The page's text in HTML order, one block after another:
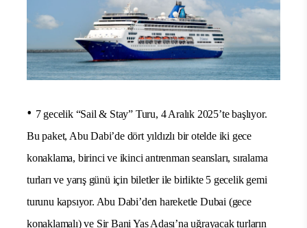
• 7 gecelik “Sail & Stay” Turu, 4 Aralık 2025’te başlıyor.
Bu paket, Abu Dabi’de dört yıldızlı bir otelde iki gece
konaklama, birinci ve ikinci antrenman seansları, sıralama
turları ve yarış günü için biletler ile birlikte 5 gecelik gemi
turunu kapsıyor. Abu Dabi’den hareketle Dubai (gece
konaklamalı) ve Sir Bani Yas Adası’na uğrayacak turların